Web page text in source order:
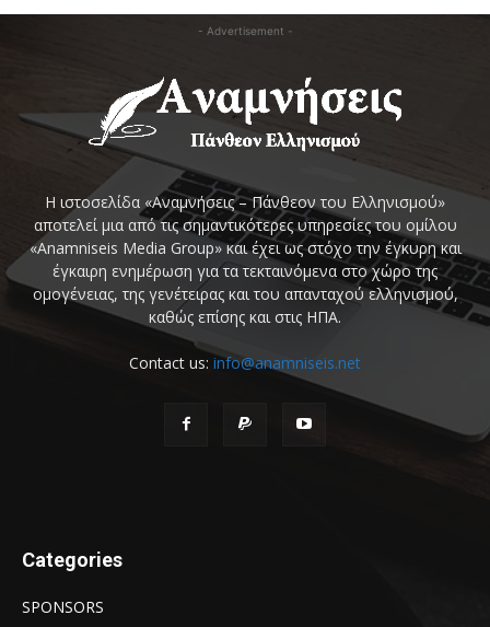
- Advertisement -
Η ιστοσελίδα «Αναμνήσεις – Πάνθεον του Ελληνισμού»
αποτελεί μια από τις σημαντικότερες υπηρεσίες του ομίλου
«Anamniseis Media Group» και έχει ως στόχο την έγκυρη και
έγκαιρη ενημέρωση για τα τεκταινόμενα στο χώρο της
ομογένειας, της γενέτειρας και του απανταχού ελληνισμού,
καθώς επίσης και στις ΗΠΑ.
Contact us: info@anamniseis.net
Categories
SPONSORS